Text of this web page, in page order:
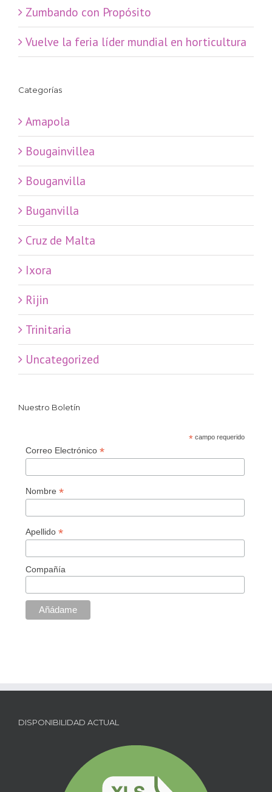
Zumbando con Propósito
Vuelve la feria líder mundial en horticultura
Categorías
Amapola
Bougainvillea
Bouganvilla
Buganvilla
Cruz de Malta
Ixora
Rijin
Trinitaria
Uncategorized
Nuestro Boletín
*campo requerido
Correo Electrónico *
Nombre *
Apellido *
Compañía
DISPONIBILIDAD ACTUAL